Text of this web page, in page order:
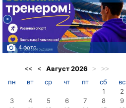
4 фото
<< < Август2026 > >>
пн вт ср чт пт сб
вс
1
2
3
4 5 6 7 8
9